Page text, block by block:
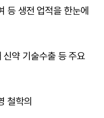
등 생전 업적을 한눈에
약 기술수출 등 주요
철학의